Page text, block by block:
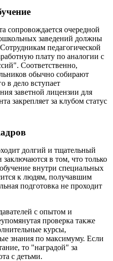
сопровождается очередной
заведений должны
педагогической
плату по аналогии с
Соответственно,
обычно собирают
в дело вступает
заветной лицензии для
закрепляет за клубом статус
долгий и тщательный
в том, что только
внутри специальных
к людям, получавшим
подготовка не проходит
с опытом и
проверка также
курсы,
знания по максимуму. Если
то "наградой" за
с детьми.